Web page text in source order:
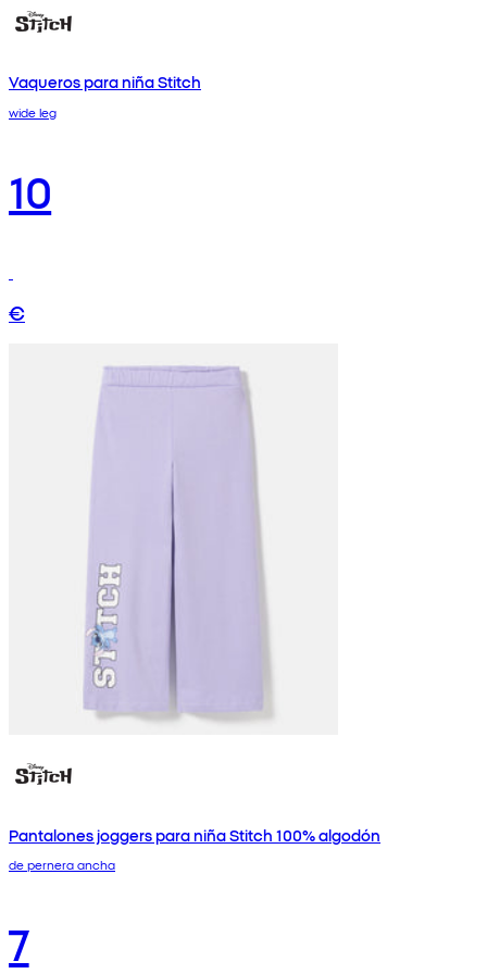
Vaqueros para niña Stitch
wide leg
10
€
Pantalones joggers para niña Stitch 100% algodón
de pernera ancha
7